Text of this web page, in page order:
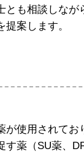
とも相談しなが
案します。
が使用されてお
薬（SU薬、